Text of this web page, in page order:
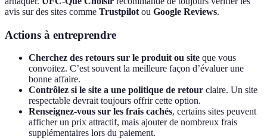
avis sur des sites comme Trustpilot ou Google Reviews.
Actions à entreprendre
Cherchez des retours sur le produit ou site que vous
convoitez. C’est souvent la meilleure façon d’évaluer une
bonne affaire.
Contrôlez si le site a une politique de retour claire. Un site
respectable devrait toujours offrir cette option.
Renseignez-vous sur les frais cachés, certains sites peuvent
afficher un prix attractif, mais ajouter de nombreux frais
supplémentaires lors du paiement.